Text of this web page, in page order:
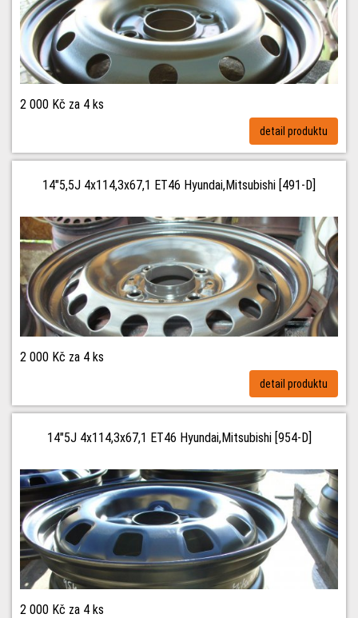
2 000 Kč za 4 ks
detail produktu
14"5,5J 4x114,3x67,1 ET46 Hyundai,Mitsubishi [491-D]
2 000 Kč za 4 ks
detail produktu
14"5J 4x114,3x67,1 ET46 Hyundai,Mitsubishi [954-D]
2 000 Kč za 4 ks